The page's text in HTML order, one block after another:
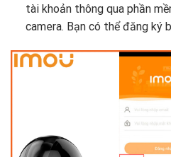
tài khoản thông qua phần
camera. Bạn có thể đăng ký